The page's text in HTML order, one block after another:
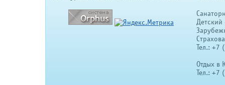
Детский
Тел.: +7
Отдых в
Тел.: +7